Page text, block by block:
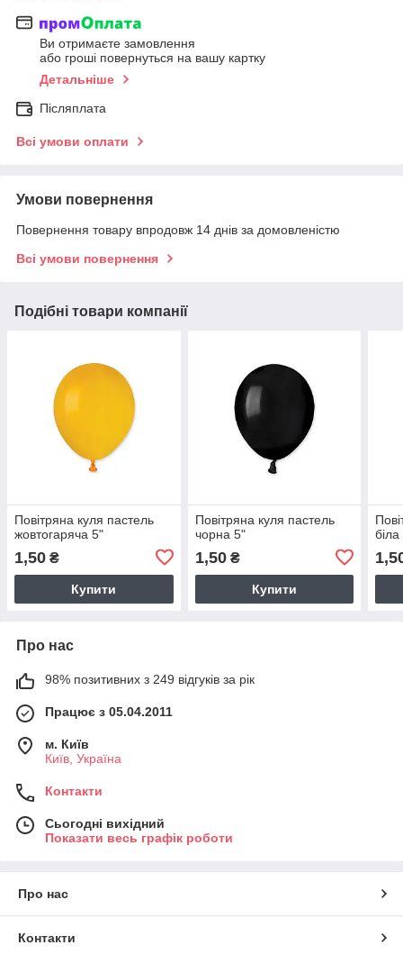
Ви отримаєте замовлення
або гроші повернуться на вашу картку
Детальніше
Післяплата
Всі умови оплати
Умови повернення
Повернення товару впродовж 14 днів за домовленістю
Всі умови повернення
Подібні товари компанії
Повітряна куля пастель
жовтогаряча 5"
1,50 ₴
Купити
Повітряна куля пастель
чорна 5"
1,50₴
Купити
Про нас
98% позитивних з 249 відгуків за рік
Працює з 05.04.2011
м. Київ
Київ, Україна
Контакти
Сьогодні вихідний
Показати весь графік роботи
Про нас
Контакти